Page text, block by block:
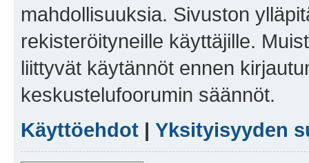
mahdollisuuksia. Sivuston
rekisteröityneille käyttäjille.
liittyvät käytännöt ennen
keskustelufoorumin säännöt.
Käyttöehdot | Yksityisyyden